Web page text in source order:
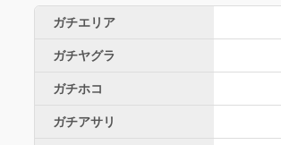
ガチエリア
ガチヤグラ
ガチホコ
ガチアサリ